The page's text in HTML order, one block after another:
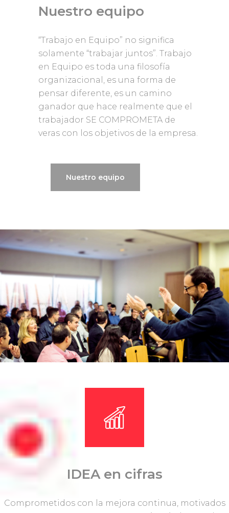
Nuestro equipo
“Trabajo en Equipo” no significa
solamente “trabajar juntos”. Trabajo
en Equipo es toda una filosofía
organizacional, es una forma de
pensar diferente, es un camino
ganador que hace realmente que el
trabajador SE COMPROMETA de
veras con los objetivos de la empresa.
Nuestro equipo
IDEA en cifras
Comprometidos con la mejora continua, motivados